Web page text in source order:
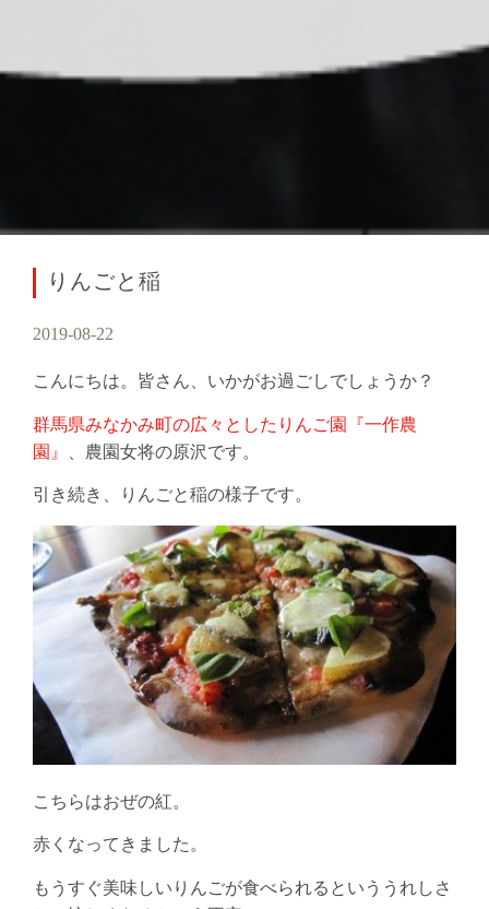
りんごと稲
2019-08-22
こんにちは。皆さん、いかがお過ごしでしょうか？
群馬県みなかみ町の広々としたりんご園『一作農
園』
、農園女将の原沢です。
引き続き、りんごと稲の様子です。
こちらはおぜの紅。
赤くなってきました。
もうすぐ美味しいりんごが食べられるといううれしさ